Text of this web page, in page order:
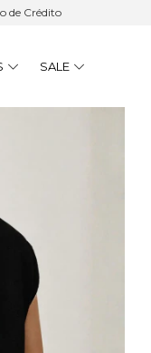
de Crédito
SALE